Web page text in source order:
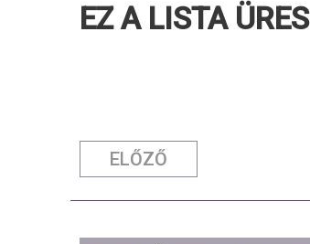
EZ A LISTA ÜRES
ELŐZŐ